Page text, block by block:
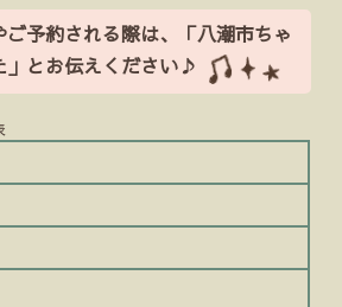
ご予約される際は、「八潮市ちゃ
」とお伝えください♪